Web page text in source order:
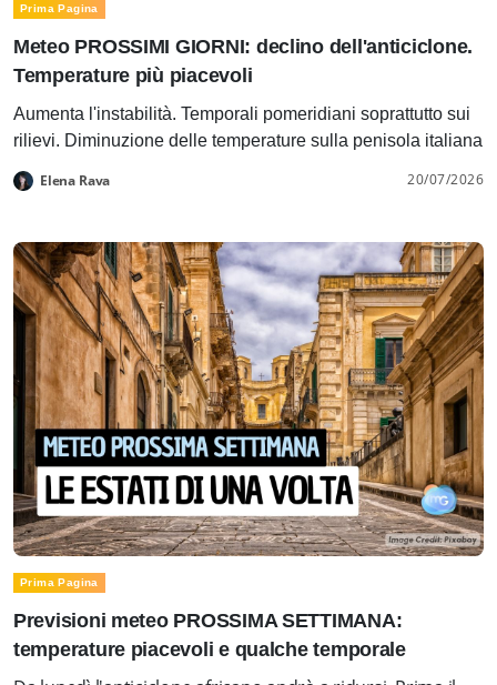
Prima Pagina
Meteo PROSSIMI GIORNI: declino dell'anticiclone.
Temperature più piacevoli
Aumenta l'instabilità. Temporali pomeridiani soprattutto sui
rilievi. Diminuzione delle temperature sulla penisola italiana
Elena Rava 20/07/2026
Prima Pagina
Previsioni meteo PROSSIMA SETTIMANA:
temperature piacevoli e qualche temporale